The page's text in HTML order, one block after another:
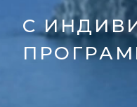
С